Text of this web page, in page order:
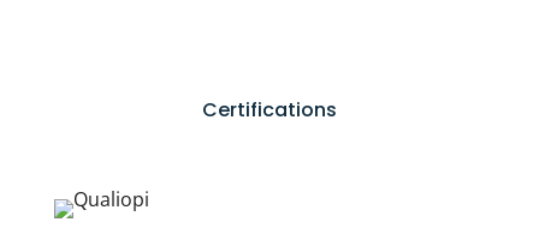
Certifications